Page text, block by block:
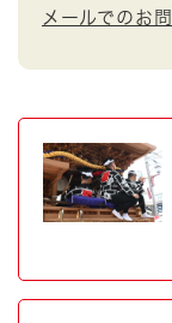
メールでのお